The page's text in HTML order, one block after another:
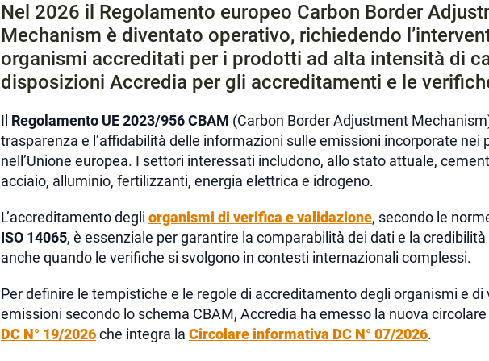
Nel 2026 il Regolamento europeo Carbon Border
Mechanism è diventato operativo, richiedendo
organismi accreditati per i prodotti ad alta intensità di
disposizioni Accredia per gli accreditamenti e le
Il Regolamento UE 2023/956 CBAM (Carbon Border Adjustment
trasparenza e l’affidabilità delle informazioni sulle emissioni incorporate nei
nell’Unione europea. I settori interessati includono, allo stato attuale,
acciaio, alluminio, fertilizzanti, energia elettrica e idrogeno.
L’accreditamento degli organismi di verifica e validazione, secondo le
ISO 14065, è essenziale per garantire la comparabilità dei dati e la
anche quando le verifiche si svolgono in contesti internazionali complessi.
Per definire le tempistiche e le regole di accreditamento degli organismi e di
emissioni secondo lo schema CBAM, Accredia ha emesso la nuova circolare
DC N° 19/2026che integra la Circolare informativa DC N° 07/2026.